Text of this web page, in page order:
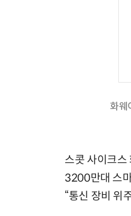
화웨
스콧 사이크스
3200만대 스
“통신 장비 위